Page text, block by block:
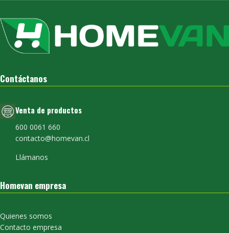
Contáctanos
Venta de productos
600 0061 660
contacto@homevan.cl
Llámanos
Homevan empresa
Quienes somos
Contacto empresa